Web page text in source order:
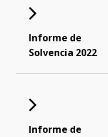
Informe de
Solvencia 2022
Informe de